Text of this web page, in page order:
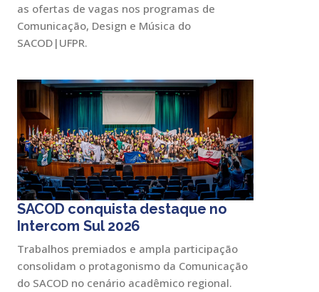
as ofertas de vagas nos programas de
Comunicação, Design e Música do
SACOD|UFPR.
SACOD conquista destaque no
Intercom Sul 2026
Trabalhos premiados e ampla participação
consolidam o protagonismo da Comunicação
do SACOD no cenário acadêmico regional.